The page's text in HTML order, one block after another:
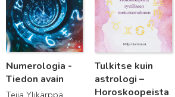
Numerologia -
Tiedon avain
Teija Ylikärppä
Tulkitse kuin
astrologi –
Horoskoopeista